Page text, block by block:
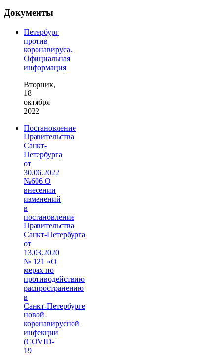
Документы
Петербург
против
коронавируса.
Официальная
информация
Вторник,
18
октября
2022
Постановление
Правительства
Санкт-
Петербурга
от
30.06.2022
№606 О
внесении
изменений
в
постановление
Правительства
Санкт‑Петербурга
от
13.03.2020
№ 121 «О
мерах по
противодействию
распространению
в
Санкт‑Петербурге
новой
коронавирусной
инфекции
(COVID-
19